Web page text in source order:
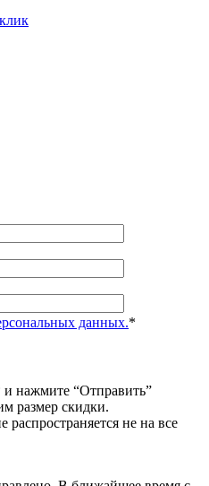
данных.*
и нажмите “Отправить”
размер скидки.
не на все